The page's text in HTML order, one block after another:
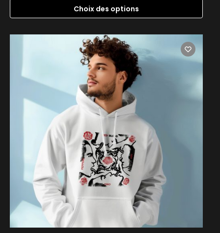
Choix des options